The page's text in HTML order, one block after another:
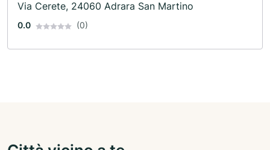
Via Cerete, 24060 Adrara San Martino
0.0 (0)